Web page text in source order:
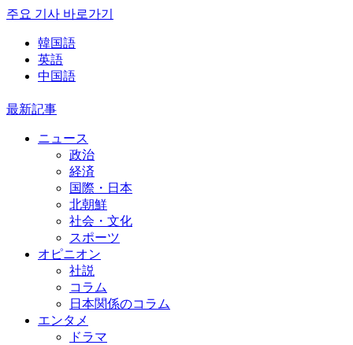
주요 기사 바로가기
韓国語
英語
中国語
最新記事
ニュース
政治
経済
国際・日本
北朝鮮
社会・文化
スポーツ
オピニオン
社説
コラム
日本関係のコラム
エンタメ
ドラマ